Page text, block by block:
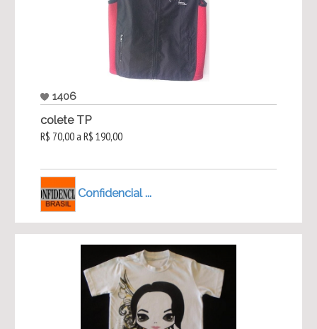
1406
colete TP
R$ 70,00 a R$ 190,00
Confidencial ...